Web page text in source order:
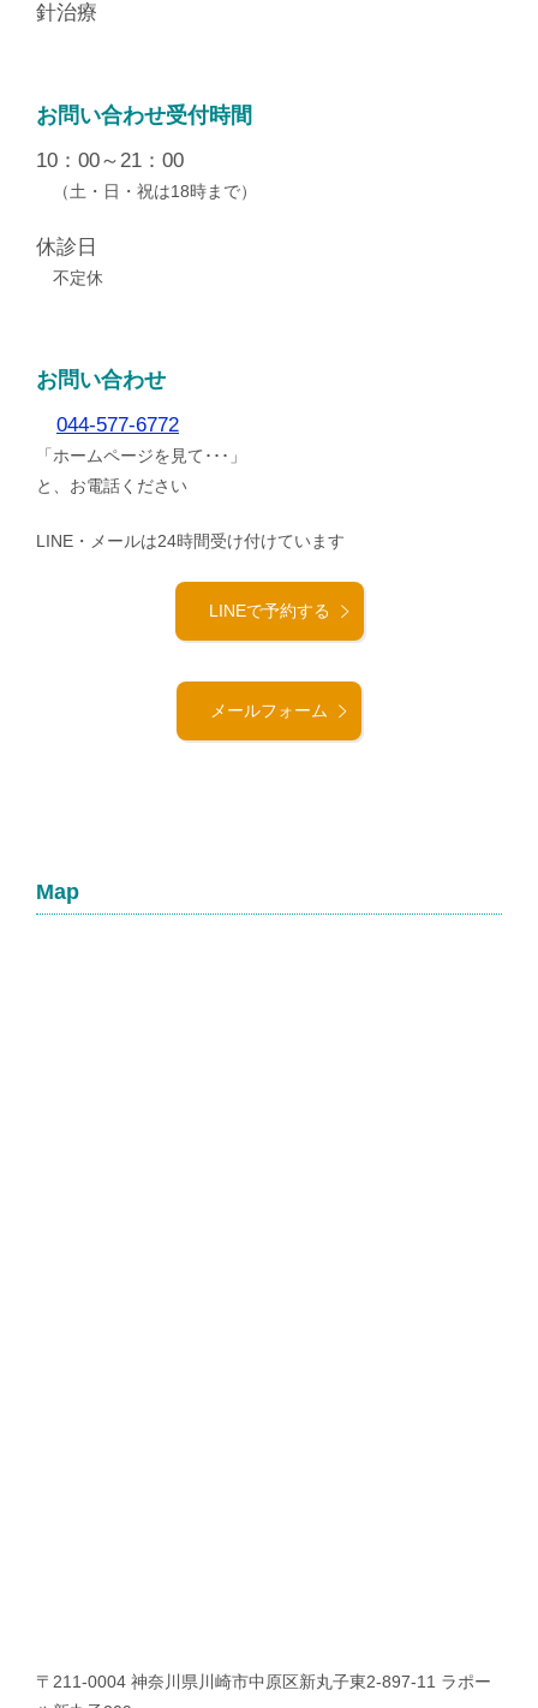
針治療
お問い合わせ受付時間
10：00～21：00
（土・日・祝は18時まで）
休診日
不定休
お問い合わせ
044-577-6772
「ホームページを見て･･･」
と、お電話ください
LINE・メールは24時間受け付けています
LINEで予約する
メールフォーム
Map
〒211-0004 神奈川県川崎市中原区新丸子東2-897-11 ラポー